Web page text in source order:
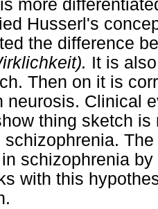
more
Husserl's
the difference
It is
Then on it is
neurosis. Clinical
thing sketch
schizophrenia.
schizophrenia
with this